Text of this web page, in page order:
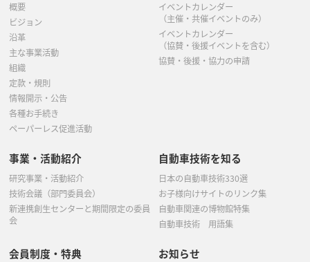
概要
ビジョン
沿革
主な事業活動
組織
定款・規則
情報開示・公告
各種お手続き
ペーパーレス促進活動
イベントカレンダー
（主催・共催イベントのみ）
イベントカレンダー
（協賛・後援イベントを含む）
協賛・後援・協力の申請
事業・活動紹介
研究事業・活動紹介
技術会議（部門委員会）
新連携創生センターと期間限定の委員
会
自動車技術を知る
日本の自動車技術330選
お子様向けサイトのリンク集
自動車関連の博物館特集
自動車技術 用語集
会員制度・特典 お知らせ